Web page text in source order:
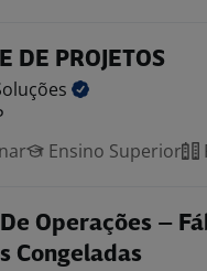
DE PROJETOS
Ensino Superior
Operações –
Congeladas